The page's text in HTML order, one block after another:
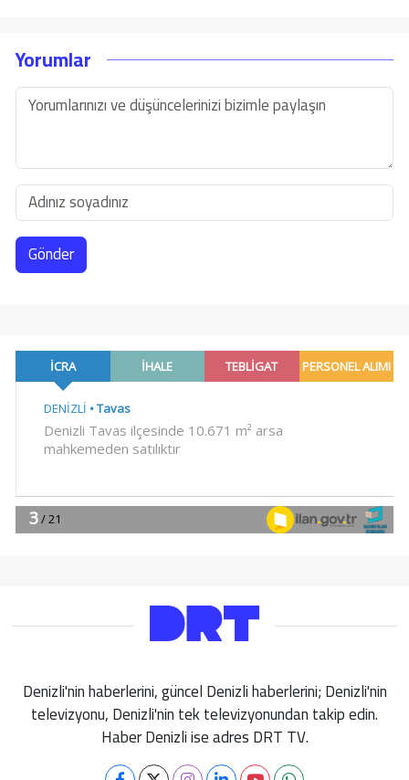
Yorumlar
Gönder
Denizli'nin haberlerini, güncel Denizli haberlerini; Denizli'nin
televizyonu, Denizli'nin tek televizyonundan takip edin.
Haber Denizli ise adres DRT TV.